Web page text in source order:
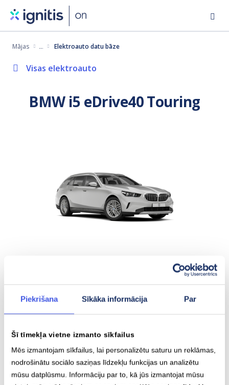
Piekrišana Sīkāka informācija Par
Šī tīmekļa vietne izmanto sīkfailus
Mēs izmantojam sīkfailus, lai personalizētu saturu un reklāmas,
nodrošinātu sociālo saziņas līdzekļu funkcijas un analizētu
mūsu datplūsmu. Informāciju par to, kā jūs izmantojat mūsu
Pārlekt
saturu
Mājas Elektroauto datu bāze
Visas elektroauto
BMW i5 eDrive40 Touring
81.2 kWh